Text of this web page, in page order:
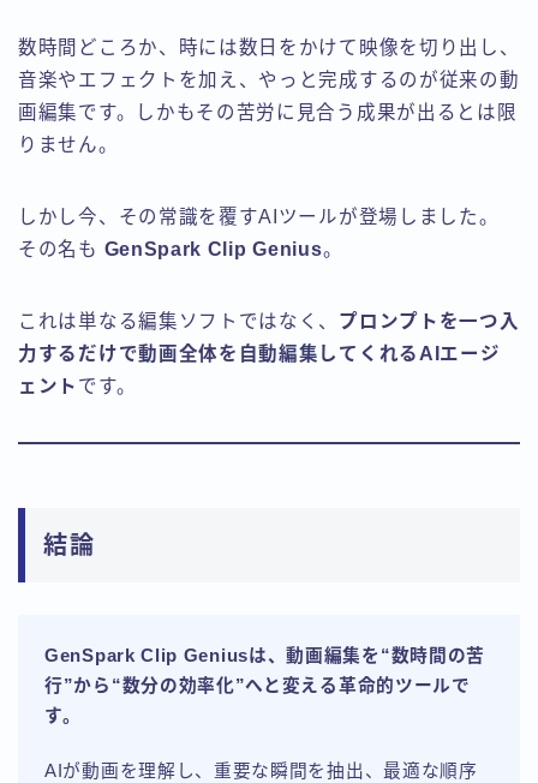
数時間どころか、時には数日をかけて映像を切り出し、
音楽やエフェクトを加え、やっと完成するのが従来の動
画編集です。しかもその苦労に見合う成果が出るとは限
りません。
しかし今、その常識を覆すAIツールが登場しました。
その名も GenSpark Clip Genius。
これは単なる編集ソフトではなく、 プロンプトを一つ入
力するだけで動画全体を自動編集してくれるAIエージ
ェント です。
結論
GenSpark Clip Geniusは、動画編集を“数時間の苦
行”から“数分の効率化”へと変える革命的ツールで
す。
AIが動画を理解し、重要な瞬間を抽出、最適な順序